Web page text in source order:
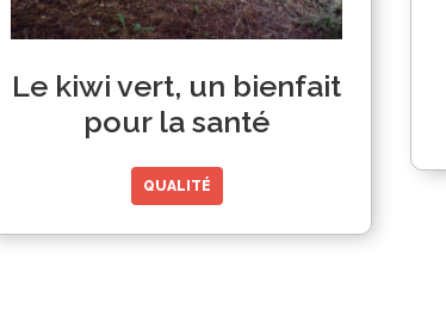
Le kiwi vert, un bienfait
pour la santé
QUALITÉ